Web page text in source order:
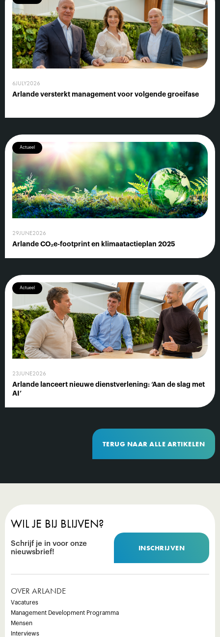
6JULY2026
Arlande versterkt management voor volgende groeifase
Actueel
29JUNE2026
Arlande CO₂e-footprint en klimaatactieplan 2025
Actueel
23JUNE2026
Arlande lanceert nieuwe dienstverlening: ‘Aan de slag met
AI’
TERUG NAAR ALLE ARTIKELEN
WIL JE BIJ BLIJVEN?
Schrijf je in voor onze
nieuwsbrief!
INSCHRIJVEN
OVER ARLANDE
Vacatures
Management Development Programma
Mensen
Interviews